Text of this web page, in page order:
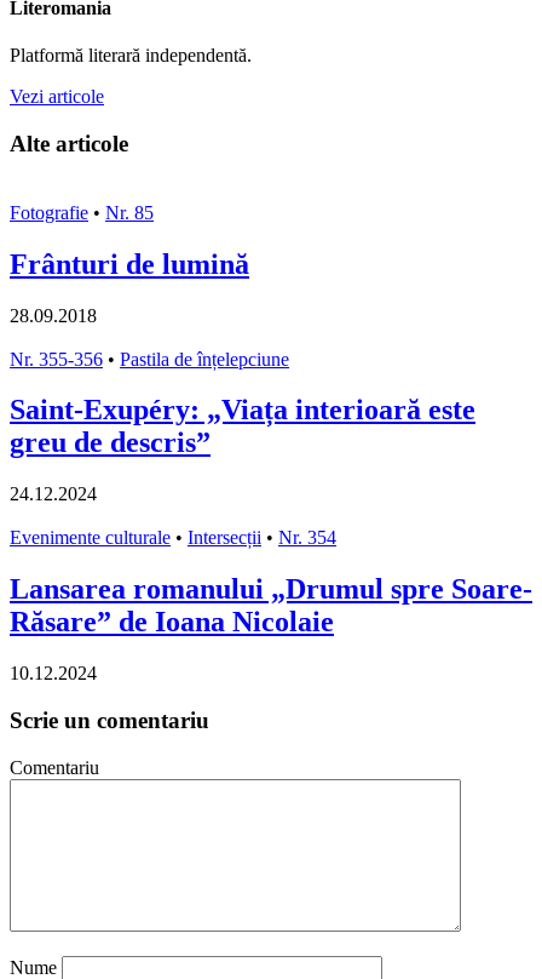
Literomania
Platformă literară independentă.
Vezi articole
Alte articole
Fotografie • Nr. 85
Frânturi de lumină
28.09.2018
Nr. 355-356 • Pastila de înțelepciune
Saint-Exupéry: „Viața interioară este
greu de descris”
24.12.2024
Evenimente culturale • Intersecții • Nr. 354
Lansarea romanului „Drumul spre Soare-
Răsare” de Ioana Nicolaie
10.12.2024
Scrie un comentariu
Comentariu
Nume